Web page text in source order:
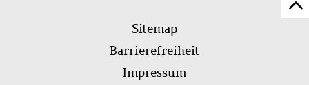
Fußleistenmenü
Sitemap
Barrierefreiheit
Impressum